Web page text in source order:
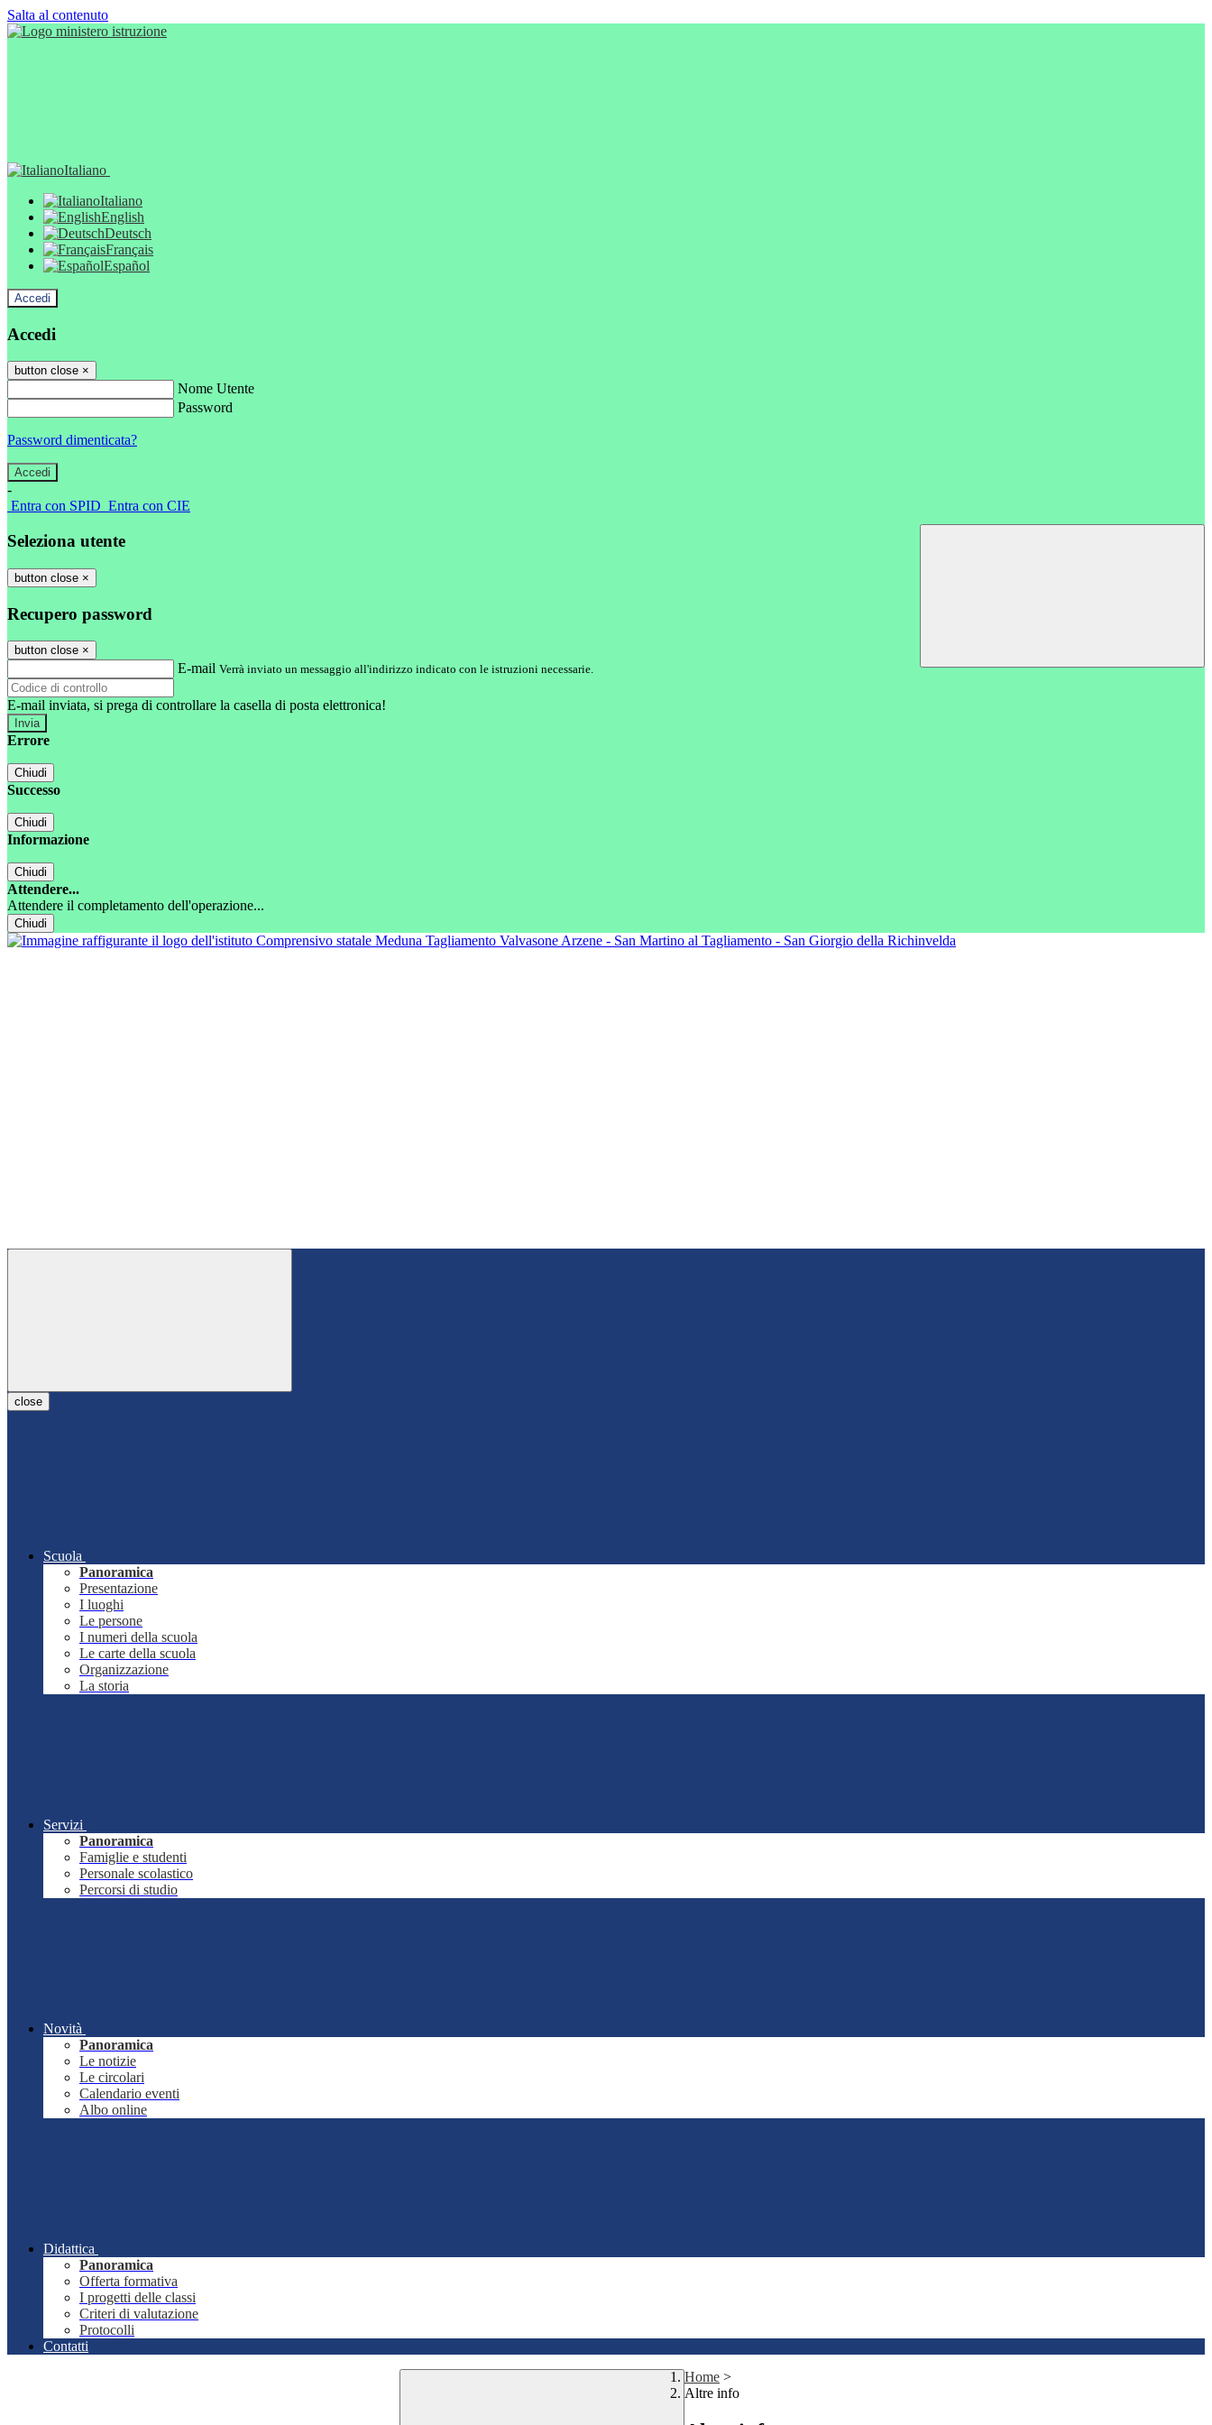
Salta al contenuto
Italiano
Italiano
English
Deutsch
Français
Español
Accedi
Accedi
button close ×
Nome Utente
Password
Password dimenticata?
-
Entra con SPID Entra con CIE
Seleziona utente
button close ×
Recupero password
button close ×
E-mail Verrà inviato un messaggio all'indirizzo indicato con le istruzioni necessarie.
E-mail inviata, si prega di controllare la casella di posta elettronica!
Errore
Chiudi
Successo
Chiudi
Informazione
Chiudi
Attendere...
Attendere il completamento dell'operazione...
Chiudi
close
Scuola
Panoramica
Presentazione
I luoghi
Le persone
I numeri della scuola
Le carte della scuola
Organizzazione
La storia
Servizi
Panoramica
Famiglie e studenti
Personale scolastico
Percorsi di studio
Novità
Panoramica
Le notizie
Le circolari
Calendario eventi
Albo online
Didattica
Panoramica
Offerta formativa
I progetti delle classi
Criteri di valutazione
Protocolli
Contatti
Home >
Altre info